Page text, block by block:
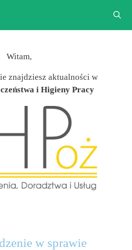
Witam,
znajdziesz aktualności w
i Higieny Pracy
w sprawie